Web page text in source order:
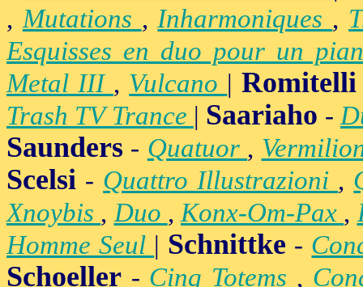
,Mutations ,Inharmoniques ,
Esquisses en duo pour un
Metal III , Vulcano |Romitelli
Trash TV Trance | Saariaho -
Saunders - Quatuor ,
Scelsi - Quattro Illustrazioni ,
Xnoybis ,Duo ,Konx-Om-Pax ,
Homme Seul | Schnittke -
Schoeller - Cinq Totems ,